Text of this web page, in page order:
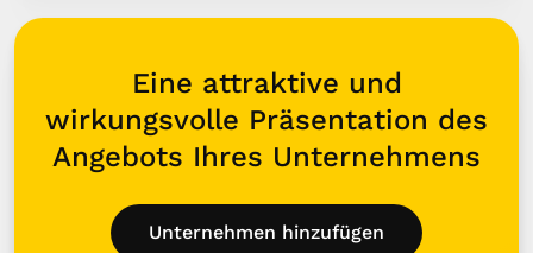
Eine attraktive und
wirkungsvolle Präsentation des
Angebots Ihres Unternehmens
Unternehmen hinzufügen